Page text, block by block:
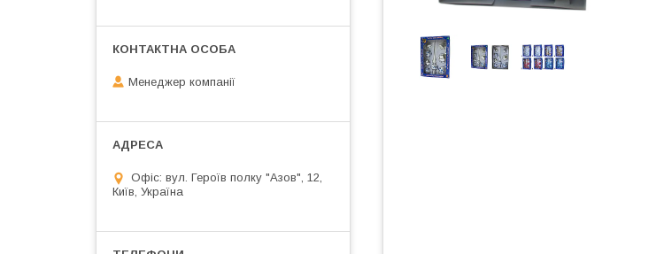
Менеджер компанії
Офіс: вул. Героїв полку "Азов", 12,
Київ, Україна